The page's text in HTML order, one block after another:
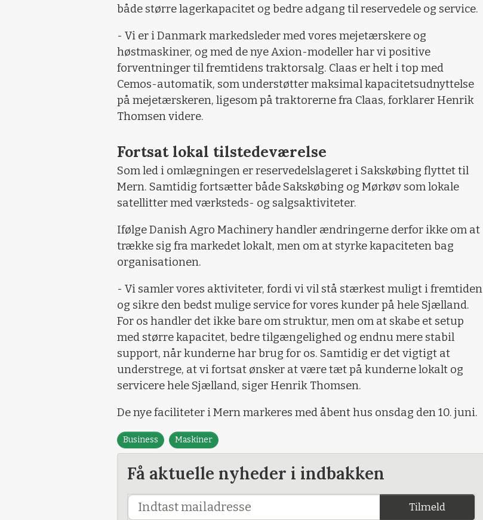
både større lagerkapacitet og bedre adgang til reservedele og service.
- Vi er i Danmark markedsleder med vores mejetærskere og
høstmaskiner, og med de nye Axion-modeller har vi positive
forventninger til fremtidens traktorsalg. Claas er helt i top med
Cemos-automatik, som understøtter maksimal kapacitetsudnyttelse
på mejetærskeren, ligesom på traktorerne fra Claas, forklarer Henrik
Thomsen videre.
Fortsat lokal tilstedeværelse
Som led i omlægningen er reservedelslageret i Sakskøbing flyttet til
Mern. Samtidig fortsætter både Sakskøbing og Mørkøv som lokale
satellitter med værksteds- og salgsaktiviteter.
Ifølge Danish Agro Machinery handler ændringerne derfor ikke om at
trække sig fra markedet lokalt, men om at styrke kapaciteten bag
organisationen.
- Vi samler vores aktiviteter, fordi vi vil stå stærkest muligt i fremtiden
og sikre den bedst mulige service for vores kunder på hele Sjælland.
For os handler det ikke bare om struktur, men om at skabe et setup
med større kapacitet, bedre tilgængelighed og endnu mere stabil
support, når kunderne har brug for os. Samtidig er det vigtigt at
understrege, at vi fortsat ønsker at være tæt på kunderne lokalt og
servicere hele Sjælland, siger Henrik Thomsen.
De nye faciliteter i Mern markeres med åbent hus onsdag den 10. juni.
Business Maskiner
Få aktuelle nyheder i indbakken
Tilmeld